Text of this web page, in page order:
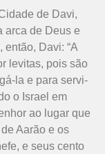
de Davi,
arca de Deus e
então, Davi: “A
levitas, pois são
la e para servi-
o Israel em
ao lugar que
Aarão e os
e seus cento